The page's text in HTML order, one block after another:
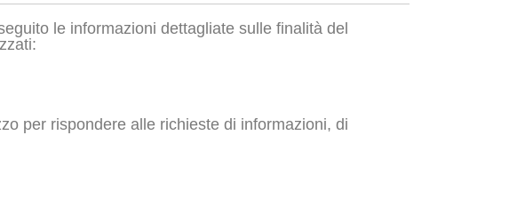
le informazioni dettagliate sulle finalità del
per rispondere alle richieste di informazioni, di